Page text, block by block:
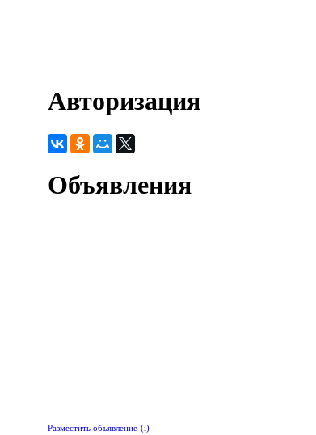
Авторизация
Объявления
Разместить объявление (i)